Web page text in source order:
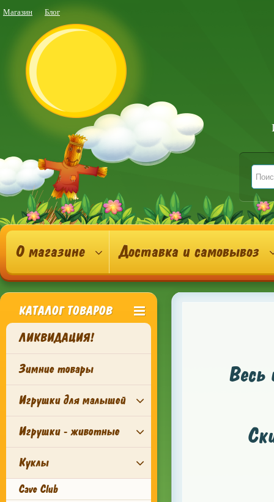
Магазин Блог
О магазине Доставка и самовывоз
КАТАЛОГ ТОВАРОВ
ЛИКВИДАЦИЯ!
Зимние товары
Игрушки для малышей
Игрушки - животные
Куклы
Cave Club
Весь